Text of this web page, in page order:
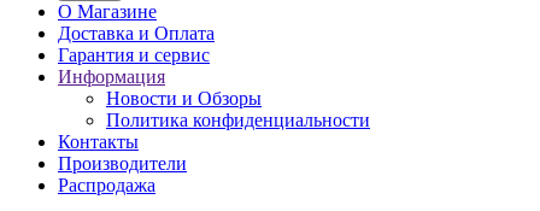
О Магазине
Доставка и Оплата
Гарантия и сервис
Информация
Новости и Обзоры
Политика конфиденциальности
Контакты
Производители
Распродажа